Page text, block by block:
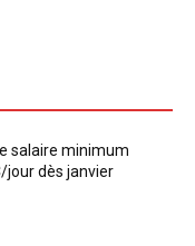
salaire minimum
jour dès janvier